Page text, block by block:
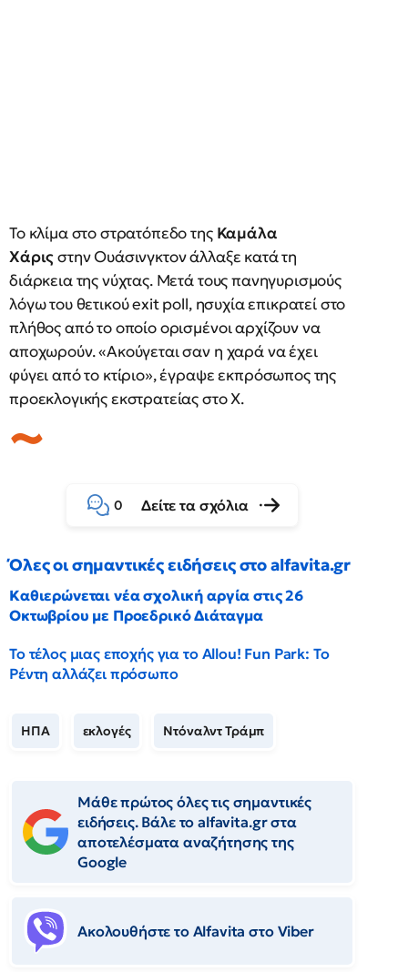
Το κλίμα στο στρατόπεδο της Καμάλα
Χάριςστην Ουάσινγκτον άλλαξε κατά τη
διάρκεια της νύχτας. Μετά τους πανηγυρισμούς
λόγω του θετικού exit poll, ησυχία επικρατεί στο
πλήθος από το οποίο ορισμένοι αρχίζουν να
αποχωρούν. «Ακούγεται σαν η χαρά να έχει
φύγει από το κτίριο», έγραψε εκπρόσωπος της
προεκλογικής εκστρατείας στο X.
0 Δείτε τα σχόλια
Όλες οι σημαντικές ειδήσεις στο alfavita.gr
Καθιερώνεται νέα σχολική αργία στις 26
Οκτωβρίου με Προεδρικό Διάταγμα
Το τέλος μιας εποχής για το Allou! Fun Park: Το
Ρέντη αλλάζει πρόσωπο
ΗΠΑ εκλογές Ντόναλντ Τράμπ
Μάθε πρώτος όλες τις σημαντικές
ειδήσεις. Βάλε το alfavita.gr στα
αποτελέσματα αναζήτησης της
Google
Ακολουθήστε το Αlfavita στο Viber